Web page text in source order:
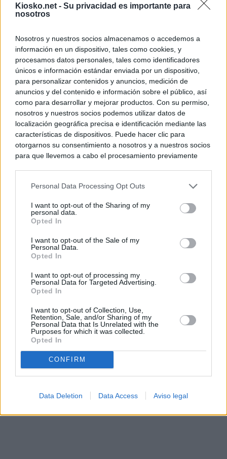
Kiosko.net - Su privacidad es importante para
nosotros
Nosotros y nuestros socios almacenamos o accedemos a
información en un dispositivo, tales como cookies, y
procesamos datos personales, tales como identificadores
únicos e información estándar enviada por un dispositivo,
para personalizar contenidos y anuncios, medición de
anuncios y del contenido e información sobre el público, así
como para desarrollar y mejorar productos. Con su permiso,
nosotros y nuestros socios podemos utilizar datos de
localización geográfica precisa e identificación mediante las
características de dispositivos. Puede hacer clic para
otorgarnos su consentimiento a nosotros y a nuestros socios
para que llevemos a cabo el procesamiento previamente
negar su consentimiento. Tenga en cuenta que algún
de su consentimiento, pero usted tiene el derecho de
rechazar tal procesamiento. Sus preferencias se aplicarán
cualquier momento entrando de nuevo en este sitio web o
visitando nuestra política de privacidad.
Personal Data Processing Opt Outs
I want to opt-out of the Sharing of my
personal data.
Opted In
I want to opt-out of the Sale of my
Personal Data.
Opted In
I want to opt-out of processing my
Personal Data for Targeted Advertising.
Opted In
I want to opt-out of Collection, Use,
Retention, Sale, and/or Sharing of my
Personal Data that Is Unrelated with the
Purposes for which it was collected.
Opted In
CONFIRM
Data Deletion Data Access Aviso legal